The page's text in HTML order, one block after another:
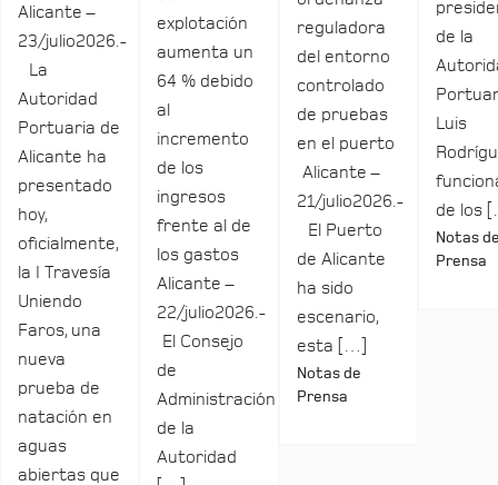
Alicante –
23/julio2026.-
La
Autoridad
Portuaria de
Alicante ha
presentado
hoy,
oficialmente,
la I Travesía
Uniendo
Faros, una
nueva
prueba de
natación en
aguas
abiertas que
explotación
aumenta un
64 % debido
al
incremento
de los
ingresos
frente al de
los gastos
Alicante –
22/julio2026.-
El Consejo
de
Administración
de la
Autoridad
reguladora
del entorno
controlado
de pruebas
en el puerto
Alicante –
21/julio2026.-
El Puerto
de Alicante
ha sido
escenario,
esta […]
Notas de
Prensa
de la
Luis
de los
Notas
Prensa